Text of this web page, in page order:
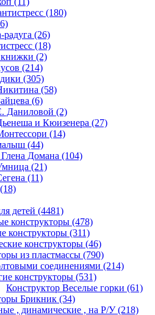
(180)
(26)
(18)
(2)
(214)
(305)
(58)
(6)
Даниловой (2)
и Кюизенера (27)
(14)
(44)
Домана (104)
(21)
(11)
(18)
детей (4481)
конструкторы (478)
конструкторы (311)
конструкторы (46)
из пластмассы (790)
соединениями (214)
конструкторы (531)
Конструктор Веселые горки (61)
Брикник (34)
, динамические , на Р/У(218)